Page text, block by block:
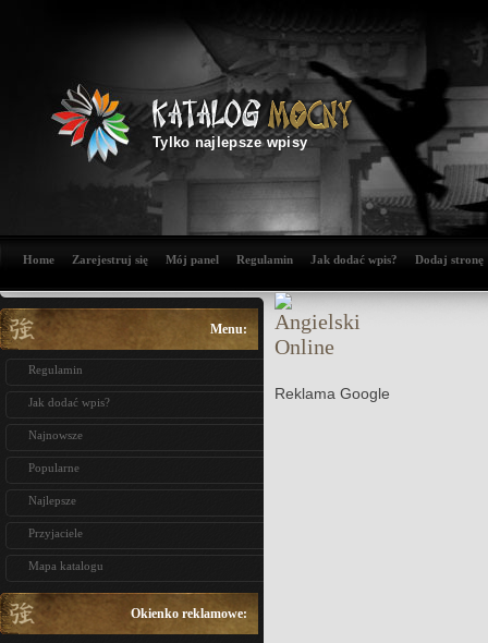
Tylko najlepsze wpisy
Home Zarejestruj się Mój panel Regulamin Jak dodać wpis? Dodaj stronę
Menu:
Regulamin
Jak dodać wpis?
Najnowsze
Popularne
Najlepsze
Przyjaciele
Mapa katalogu
Okienko reklamowe:
Reklama Google